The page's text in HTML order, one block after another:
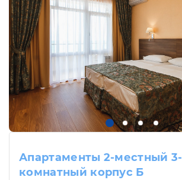
Апартаменты 2-местный 3-
комнатный корпус Б